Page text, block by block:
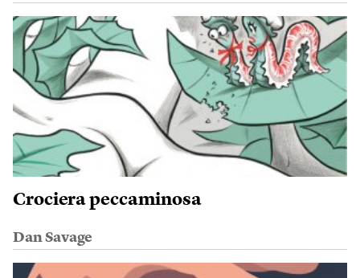
Crociera peccaminosa
Dan Savage